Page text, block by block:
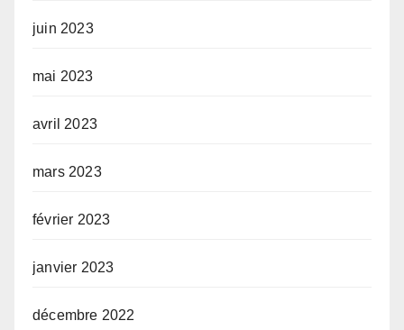
juin 2023
mai 2023
avril 2023
mars 2023
février 2023
janvier 2023
décembre 2022